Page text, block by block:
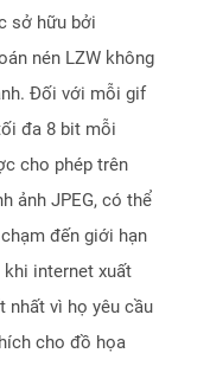
sở hữu bởi
nén LZW không
Đối với mỗi gif
đa 8 bit mỗi
cho phép trên
ảnh JPEG, có thể
đến giới hạn
internet xuất
nhất vì họ yêu cầu
cho đồ họa